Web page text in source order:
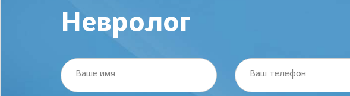
Невролог
Ваше имя Ваш телефон